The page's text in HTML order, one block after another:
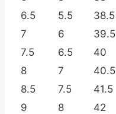
6.5
5.5 38.5
7
6 39.5
7.5
6.5 40
8
7 40.5
8.5
7.5 41.5
9
8 42